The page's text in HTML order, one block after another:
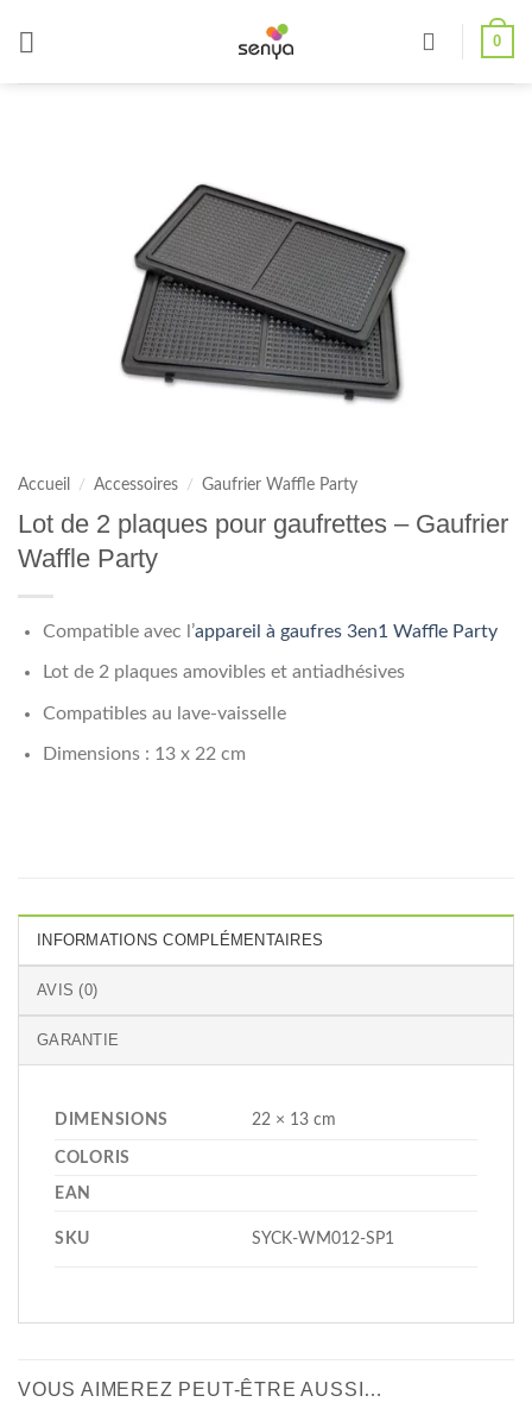
0
Accueil / Accessoires / Gaufrier Waffle Party
Lot de 2 plaques pour gaufrettes – Gaufrier
Waffle Party
Compatible avec l’appareil à gaufres 3en1 Waffle Party
Lot de 2 plaques amovibles et antiadhésives
Compatibles au lave-vaisselle
Dimensions : 13 x 22 cm
INFORMATIONS COMPLÉMENTAIRES
AVIS (0)
GARANTIE
DIMENSIONS 22 × 13 cm
COLORIS
EAN
SKU SYCK-WM012-SP1
VOUS AIMEREZ PEUT-ÊTRE AUSSI…